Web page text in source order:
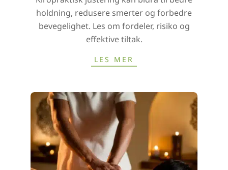
holdning, redusere smerter og forbedre
bevegelighet. Les om fordeler, risiko og
effektive tiltak.
LES MER